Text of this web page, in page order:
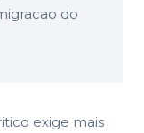
do
exige mais